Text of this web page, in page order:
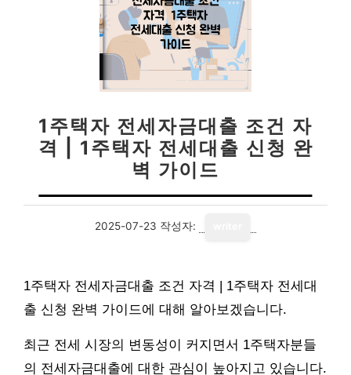
1주택자 전세자금대출 조건 자
격 | 1주택자 전세대출 신청 완
벽 가이드
2025-07-23 작성자:
1주택자 전세자금대출 조건 자격 | 1주택자 전세대
출 신청 완벽 가이드에 대해 알아보겠습니다.
최근 전세 시장의 변동성이 커지면서 1주택자분들
의 전세자금대출에 대한 관심이 높아지고 있습니다.